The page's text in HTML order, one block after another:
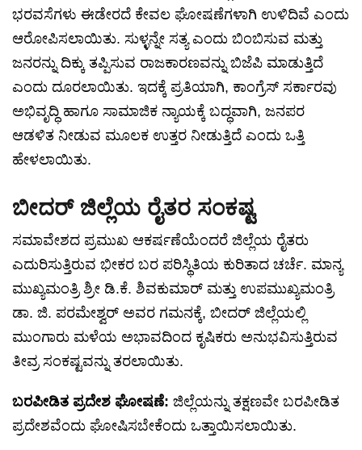
ಭರವಸೆಗಳು ಈಡೇರದೆ ಕೇವಲ ಘೋಷಣೆಗಳಾಗಿ ಉಳಿದಿವೆ ಎಂದು
ಆರೋಪಿಸಲಾಯಿತು. ಸುಳ್ಳನ್ನೇ ಸತ್ಯ ಎಂದು ಬಿಂಬಿಸುವ ಮತ್ತು
ಜನರನ್ನು ದಿಕ್ಕು ತಪ್ಪಿಸುವ ರಾಜಕಾರಣವನ್ನು ಬಿಜೆಪಿ ಮಾಡುತ್ತಿದೆ
ಎಂದು ದೂರಲಾಯಿತು. ಇದಕ್ಕೆ ಪ್ರತಿಯಾಗಿ, ಕಾಂಗ್ರೆಸ್ ಸರ್ಕಾರವು
ಅಭಿವೃದ್ಧಿ ಹಾಗೂ ಸಾಮಾಜಿಕ ನ್ಯಾಯಕ್ಕೆ ಬದ್ಧವಾಗಿ, ಜನಪರ
ಆಡಳಿತ ನೀಡುವ ಮೂಲಕ ಉತ್ತರ ನೀಡುತ್ತಿದೆ ಎಂದು ಒತ್ತಿ
ಹೇಳಲಾಯಿತು.
ಬೀದರ್ ಜಿಲ್ಲೆಯ ರೈತರ ಸಂಕಷ್ಟ
ಸಮಾವೇಶದ ಪ್ರಮುಖ ಆಕರ್ಷಣೆಯೆಂದರೆ ಜಿಲ್ಲೆಯ ರೈತರು
ಎದುರಿಸುತ್ತಿರುವ ಭೀಕರ ಬರ ಪರಿಸ್ಥಿತಿಯ ಕುರಿತಾದ ಚರ್ಚೆ. ಮಾನ್ಯ
ಮುಖ್ಯಮಂತ್ರಿ ಶ್ರೀ ಡಿ.ಕೆ. ಶಿವಕುಮಾರ್ ಮತ್ತು ಉಪಮುಖ್ಯಮಂತ್ರಿ
ಡಾ. ಜಿ. ಪರಮೇಶ್ವರ್ ಅವರ ಗಮನಕ್ಕೆ, ಬೀದರ್ ಜಿಲ್ಲೆಯಲ್ಲಿ
ಮುಂಗಾರು ಮಳೆಯ ಅಭಾವದಿಂದ ಕೃಷಿಕರು ಅನುಭವಿಸುತ್ತಿರುವ
ತೀವ್ರ ಸಂಕಷ್ಟವನ್ನು ತರಲಾಯಿತು.
ಬರಪೀಡಿತ ಪ್ರದೇಶ ಘೋಷಣೆ: ಜಿಲ್ಲೆಯನ್ನು ತಕ್ಷಣವೇ ಬರಪೀಡಿತ
ಪ್ರದೇಶವೆಂದು ಘೋಷಿಸಬೇಕೆಂದು ಒತ್ತಾಯಿಸಲಾಯಿತು.